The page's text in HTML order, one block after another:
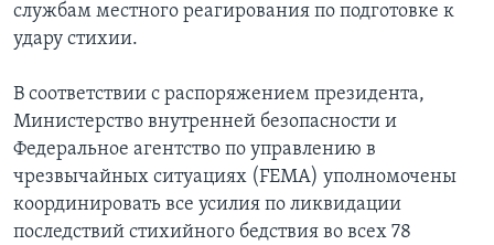
службам местного реагирования по подготовке к
удару стихии.
В соответствии с распоряжением президента,
Министерство внутренней безопасности и
Федеральное агентство по управлению в
чрезвычайных ситуациях (FEMA) уполномочены
координировать все усилия по ликвидации
последствий стихийного бедствия во всех 78